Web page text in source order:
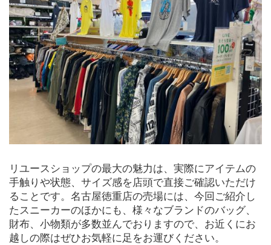
リユースショップの最大の魅力は、実際にアイテムの
手触りや状態、サイズ感を店頭で直接ご確認いただけ
ることです。名古屋徳重店の売場には、今回ご紹介し
たスニーカーのほかにも、様々なブランドのバッグ、
財布、小物類が多数並んでおりますので、お近くにお
越しの際はぜひお気軽に足をお運びください。